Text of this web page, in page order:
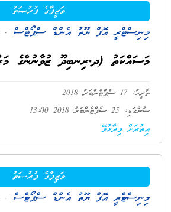
ވަޒީފާގެ ފުރުޞަތު
މިނިސްޓްރީ އޮފް ޔޫތު އެންޑް ސްޕޯޓްސް . 8 އަހަރު ކުރިން
މަސައްކަތު (ދ.ރިނބިދޫ ޒުވާނުންގެ
ތާރީޚު: 17 ސެޕްޓެންބަރު 2018
ސުންގަޑި: 25 ސެޕްޓެންބަރު 2018 13:00
އިތުރަށް ވިދާޅުވޭ
ވަޒީފާގެ ފުރުޞަތު
މިނިސްޓްރީ އޮފް ޔޫތު އެންޑް ސްޕޯޓްސް . 8 އަހަރު ކުރިން